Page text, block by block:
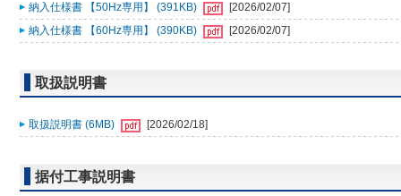
納入仕様書 【50Hz専用】 (391KB)
[2026/02/07]
納入仕様書 【60Hz専用】 (390KB)
[2026/02/07]
取扱説明書
取扱説明書 (6MB) [2026/02/18]
据付工事説明書